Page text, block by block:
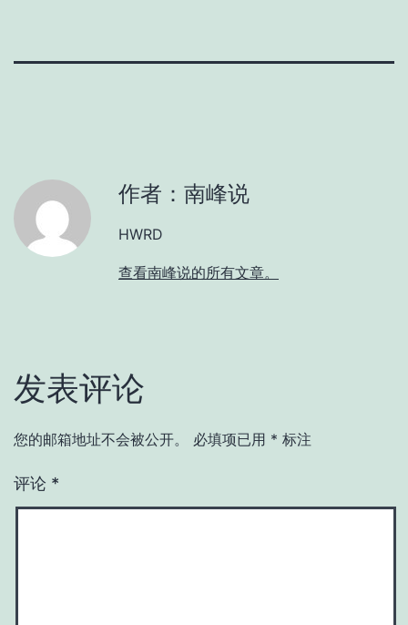
作者：南峰说
HWRD
查看南峰说的所有文章。
发表评论
您的邮箱地址不会被公开。 必填项已用 * 标注
评论 *